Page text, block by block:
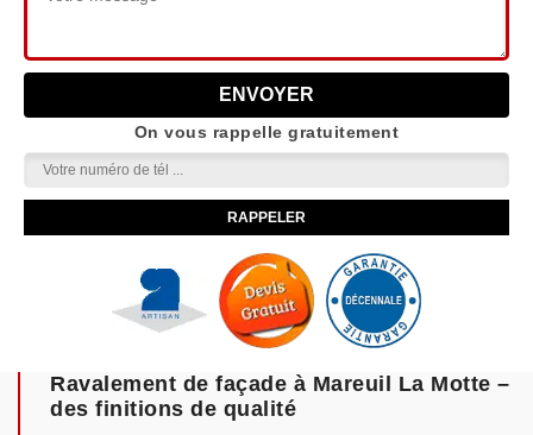
On vous rappelle gratuitement
Ravalement de façade à Mareuil La Motte –
des finitions de qualité